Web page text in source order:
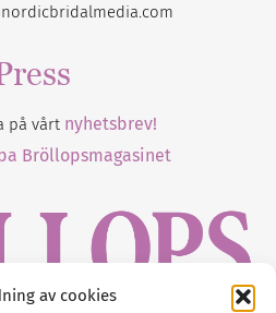
av cookies
på vårt nyhetsbrev!
Bröllopsmagasinet